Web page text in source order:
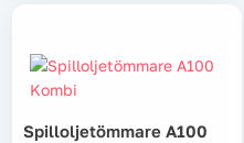
Spilloljetömmare A100